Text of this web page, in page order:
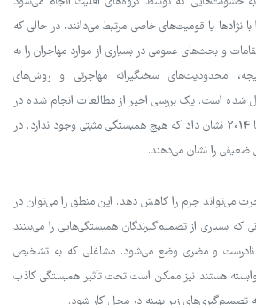
نژادها یا قومیت‌های خاصی مرتبط می‌دانند، در حالی که
و بحث‌های عمومی در بسیاری از موارد مهاجران را به
محدودیت‌های سختگیرانه مهاجرتی و روش‌های
شده است. یک بررسی اخیر از مطالعات انجام شده در
این زمینه بین سال‌های 1994 تا 2014 نشان داد که هیچ همبستگی مثبتی وجود ندارد. در
ضعیفی را نشان می‌دهند.
می‌تواند جرم را کاهش دهد. این منطق را می‌توان در
که بسیاری از تصمیم‌گیرندگان همبستگی‌هایی را می‌بینند
نادرست و مضری وضع می‌شود. مشاغلی که به تشخیص
وابسته هستند نیز ممکن است تحت تأثیر همبستگی کاذب